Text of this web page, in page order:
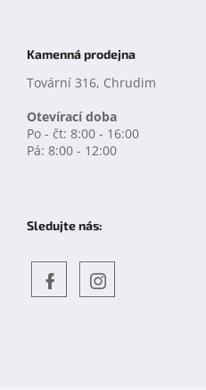
Kamenná prodejna
Tovární 316, Chrudim
Otevírací doba
Po - čt: 8:00 - 16:00
Pá: 8:00 - 12:00
Sledujte nás: